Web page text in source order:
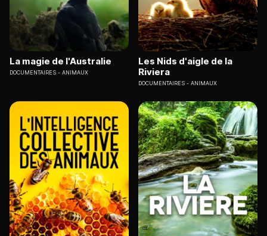
La magie de l'Australie
DOCUMENTAIRES ANIMAUX
Les Nids d'aigle de la
Riviera
DOCUMENTAIRES ANIMAUX